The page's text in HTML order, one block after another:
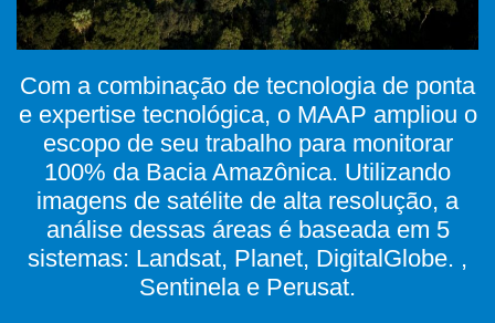
Com a combinação de tecnologia de ponta
e expertise tecnológica, o MAAP ampliou o
escopo de seu trabalho para monitorar
100% da Bacia Amazônica. Utilizando
imagens de satélite de alta resolução, a
análise dessas áreas é baseada em 5
sistemas: Landsat, Planet, DigitalGlobe. ,
Sentinela e Perusat.